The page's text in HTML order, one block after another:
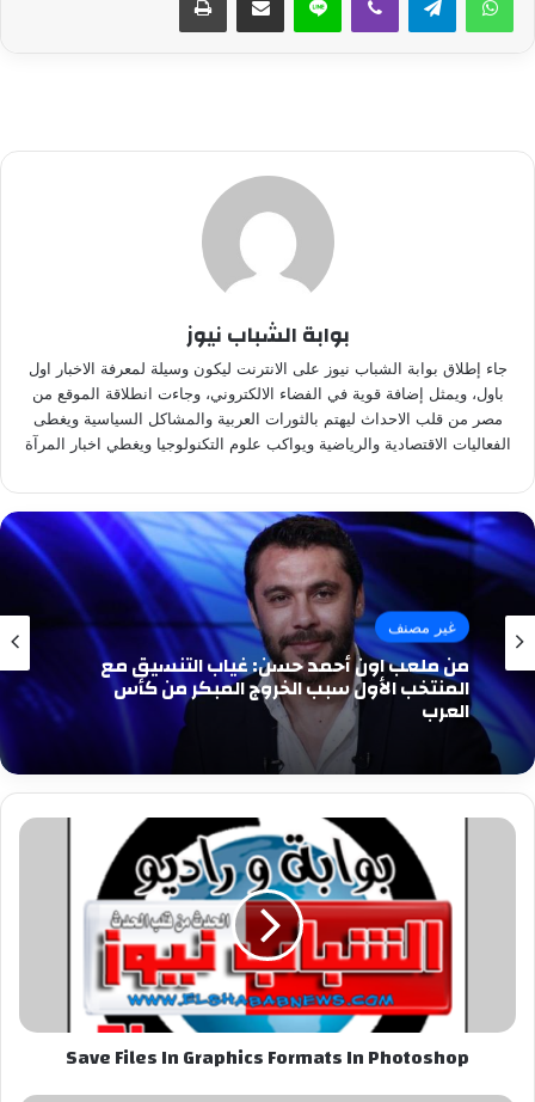
بوابة الشباب نيوز
جاء إطلاق بوابة الشباب نيوز على الانترنت ليكون وسيلة لمعرفة الاخبار اول
باول، ويمثل إضافة قوية في الفضاء الالكتروني، وجاءت انطلاقة الموقع من
مصر من قلب الاحداث ليهتم بالثورات العربية والمشاكل السياسية ويغطى
الفعاليات الاقتصادية والرياضية ويواكب علوم التكنولوجيا ويغطي اخبار المرآة
غير مصنف
من ملعب اون أحمد حسن: غياب التنسيق مع
المنتخب الأول سبب الخروج المبكر من كأس
العرب
Save
Graphics
Photoshop
Save Files In Graphics Formats In Photoshop